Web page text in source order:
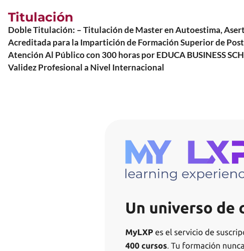
Titulación
Doble Titulación: – Titulación de Master en Autoestima,
Acreditada para la Impartición de Formación Superior de
Atención Al Público con 300 horas por EDUCA BUSINESS
Validez Profesional a Nivel Internacional